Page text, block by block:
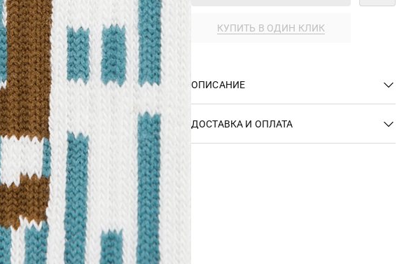
КУПИТЬ В ОДИН КЛИК
ОПИСАНИЕ
ДОСТАВКА И ОПЛАТА